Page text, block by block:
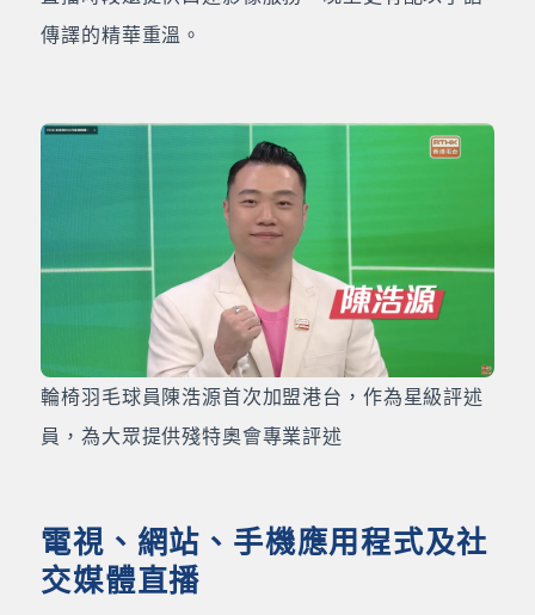
傳譯的精華重溫。
輪椅羽毛球員陳浩源首次加盟港台，作為星級評述
員，為大眾提供殘特奧會專業評述
電視、網站、手機應用程式及社
交媒體直播